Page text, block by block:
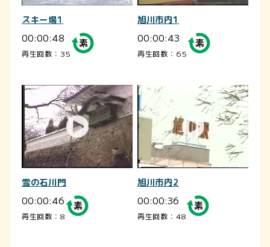
スキー場1
00:00:48
再生回数：35
旭川市内1
00:00:43
再生回数：65
雪の石川門
00:00:46
再生回数：8
旭川市内2
00:00:36
再生回数：48